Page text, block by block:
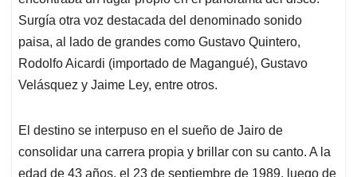
Surgía otra voz destacada del denominado sonido
paisa, al lado de grandes como Gustavo Quintero,
Rodolfo Aicardi (importado de Magangué), Gustavo
Velásquez y Jaime Ley, entre otros.
El destino se interpuso en el sueño de Jairo de
consolidar una carrera propia y brillar con su canto. A la
edad de 43 años, el 23 de septiembre de 1989, luego de